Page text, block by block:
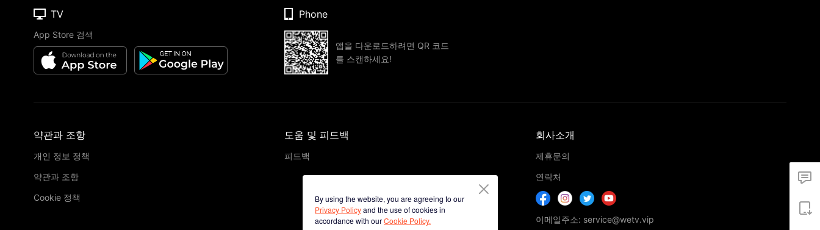
By using the website, you are agreeing to our
Privacy Policyand the use of cookies in
accordance with ourCookie Policy.
TV
App Store 검색
Phone
앱을 다운로드하려면 QR 코드
를 스캔하세요!
약관과 조항
개인 정보 정책
약관과 조항
Cookie 정책
도움 및 피드백
피드백
회사소개
제휴문의
연락처
이메일주소: service@wetv.vip